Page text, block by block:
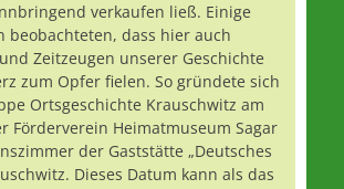
verkaufen ließ. Einige
beobachteten, dass hier auch
Zeitzeugen unserer Geschichte
zum Opfer fielen. So gründete sich
Ortsgeschichte Krauschwitz am
Förderverein Heimatmuseum Sagar
der Gaststätte „Deutsches
Dieses Datum kann als das